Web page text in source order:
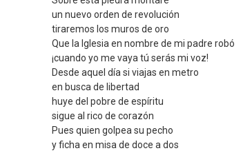
un nuevo orden de revolución
tiraremos los muros de oro
Que la Iglesia en nombre de mi padre robó
¡cuando yo me vaya tú serás mi voz!
Desde aquel día si viajas en metro
en busca de libertad
huye del pobre de espíritu
sigue al rico de corazón
Pues quien golpea su pecho
y ficha en misa de doce a dos